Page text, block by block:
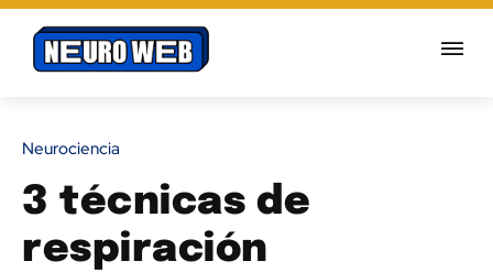
Neurociencia
3 técnicas de
respiración